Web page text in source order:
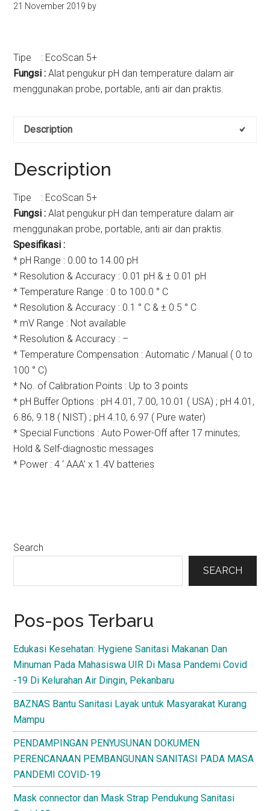
kit
21 November 2019 by
Tipe : EcoScan 5+
Fungsi : Alat pengukur pH dan temperature dalam air
menggunakan probe, portable, anti air dan praktis.
Description
Description
Tipe : EcoScan 5+
Fungsi : Alat pengukur pH dan temperature dalam air
menggunakan probe, portable, anti air dan praktis.
Spesifikasi :
* pH Range : 0.00 to 14.00 pH
* Resolution & Accuracy : 0.01 pH & ± 0.01 pH
* Temperature Range : 0 to 100.0 ° C
* Resolution & Accuracy : 0.1 ° C & ± 0.5 ° C
* mV Range : Not available
* Resolution & Accuracy : –
* Temperature Compensation : Automatic / Manual ( 0 to
100 ° C)
* No. of Calibration Points : Up to 3 points
* pH Buffer Options : pH 4.01, 7.00, 10.01 ( USA) ; pH 4.01,
6.86, 9.18 ( NIST) ; pH 4.10, 6.97 ( Pure water)
* Special Functions : Auto Power-Off after 17 minutes;
Hold & Self-diagnostic messages
* Power : 4 ‘ AAA’ x 1.4V batteries
Primary
Search
SEARCH
Pos-pos Terbaru
Edukasi Kesehatan: Hygiene Sanitasi Makanan Dan
Minuman Pada Mahasiswa UIR Di Masa Pandemi Covid
-19 Di Kelurahan Air Dingin, Pekanbaru
BAZNAS Bantu Sanitasi Layak untuk Masyarakat Kurang
Mampu
PENDAMPINGAN PENYUSUNAN DOKUMEN
PERENCANAAN PEMBANGUNAN SANITASI PADA MASA
PANDEMI COVID-19
Mask connector dan Mask Strap Pendukung Sanitasi